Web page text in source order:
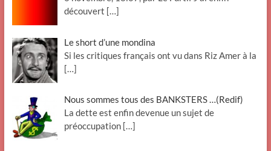
découvert […]
Le short d’une mondina
Si les critiques français ont vu dans Riz Amer à la
[…]
Nous sommes tous des BANKSTERS …(Redif)
La dette est enfin devenue un sujet de
préoccupation […]